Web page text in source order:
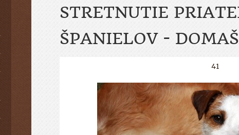
STRETNUTIE
ŠPANIELOV -
41